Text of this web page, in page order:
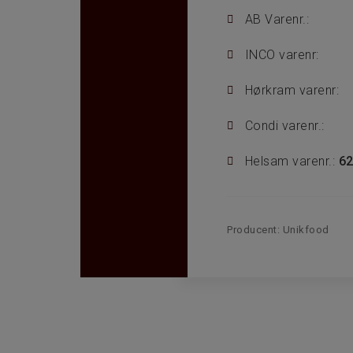
AB Varenr.:
INCO varenr:
Hørkram varenr:
Condi varenr.:
Helsam varenr.:
Producent: Unikfood